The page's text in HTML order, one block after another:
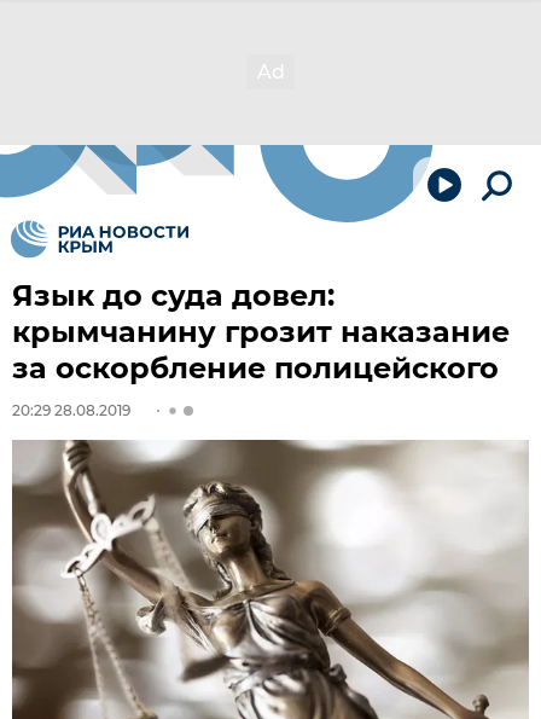
Язык до суда довел:
крымчанину грозит наказание
за оскорбление полицейского
20:29 28.08.2019